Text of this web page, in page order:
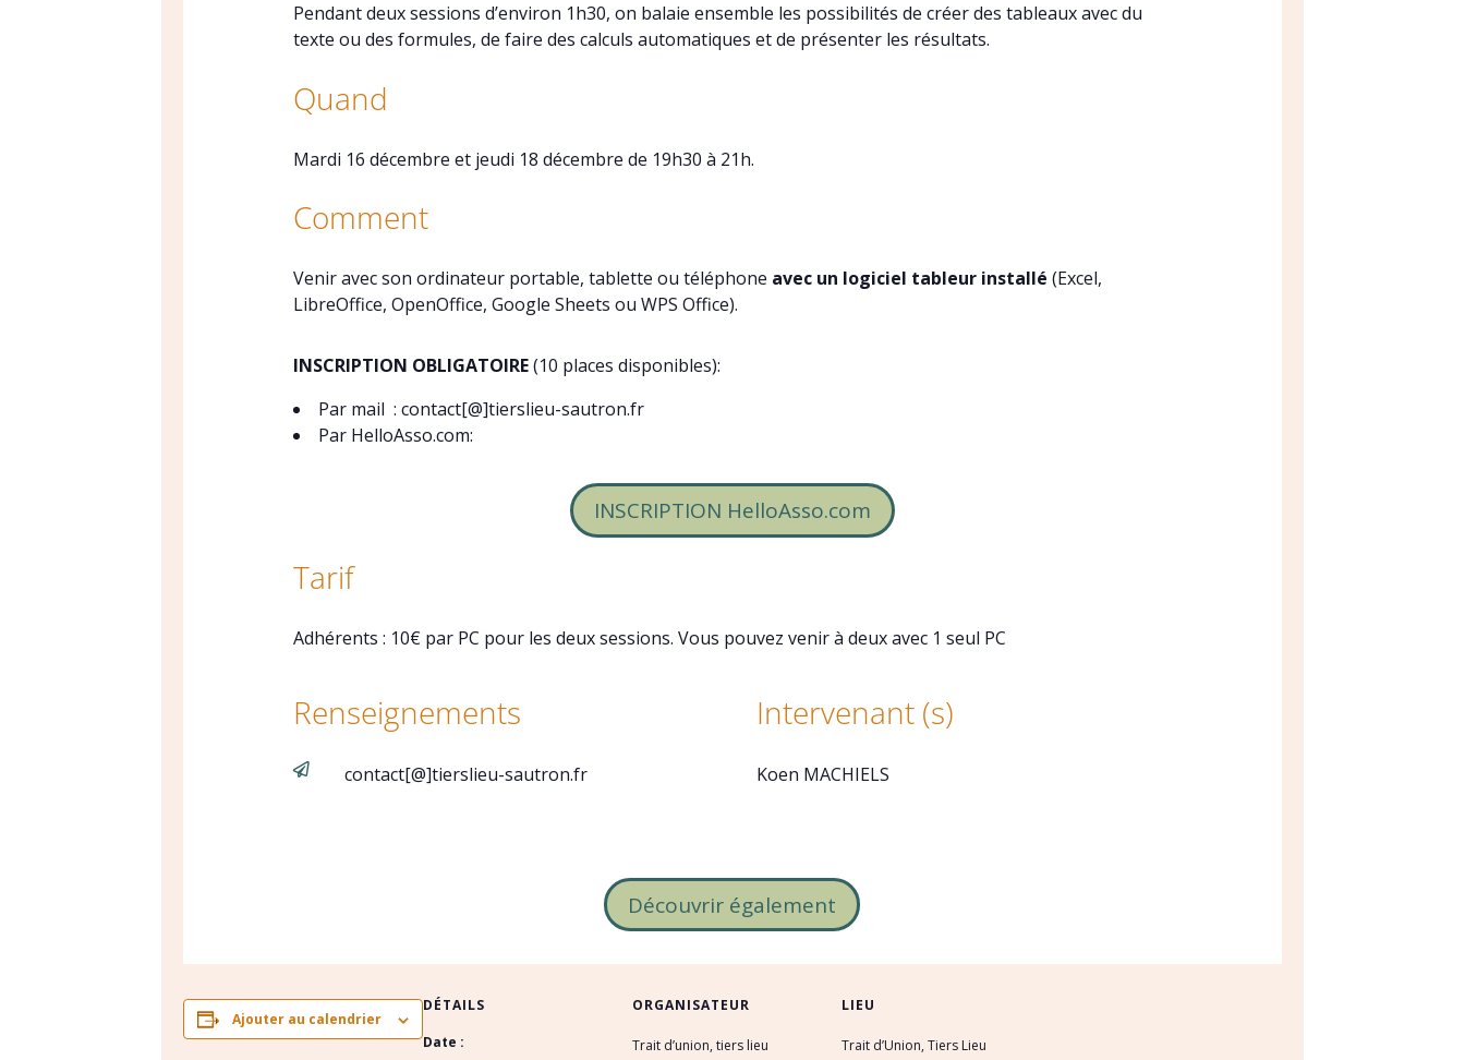
Pendant deux sessions d’environ 1h30, on balaie ensemble les possibilités de créer des tableaux avec du
texte ou des formules, de faire des calculs automatiques et de présenter les résultats.
Quand
Mardi 16 décembre et jeudi 18 décembre de 19h30 à 21h.
Comment
Venir avec son ordinateur portable, tablette ou téléphone avec un logiciel tableur installé (Excel,
LibreOffice, OpenOffice, Google Sheets ou WPS Office).
INSCRIPTION OBLIGATOIRE(10 places disponibles):
Par mail : contact[@]tierslieu-sautron.fr
Par HelloAsso.com:
INSCRIPTION HelloAsso.com
Tarif
Adhérents : 10€ par PC pour les deux sessions. Vous pouvez venir à deux avec 1 seul PC
Renseignements
 contact[@]tierslieu-sautron.fr
Intervenant (s)
Koen MACHIELS
Découvrir également
Ajouter au calendrier
DÉTAILS
Date :
ORGANISATEUR
Trait d’union, tiers lieu
LIEU
Trait d’Union, Tiers Lieu